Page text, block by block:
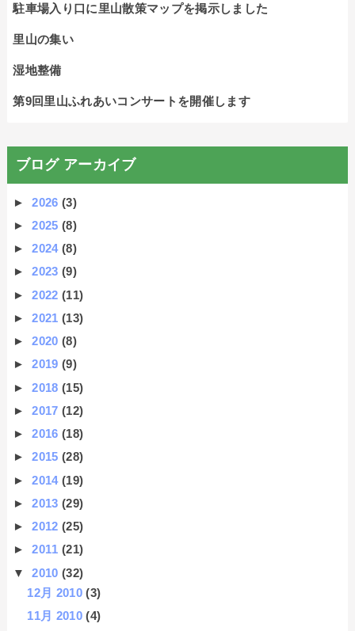
駐車場入り口に里山散策マップを掲示しました
里山の集い
湿地整備
第9回里山ふれあいコンサートを開催します
ブログ アーカイブ
►2026(3)
►2025(8)
►2024(8)
►2023(9)
►2022(11)
►2021(13)
►2020(8)
►2019(9)
►2018(15)
►2017(12)
►2016(18)
►2015(28)
►2014(19)
►2013(29)
►2012(25)
►2011(21)
▼2010(32)
12月 2010(3)
11月 2010(4)